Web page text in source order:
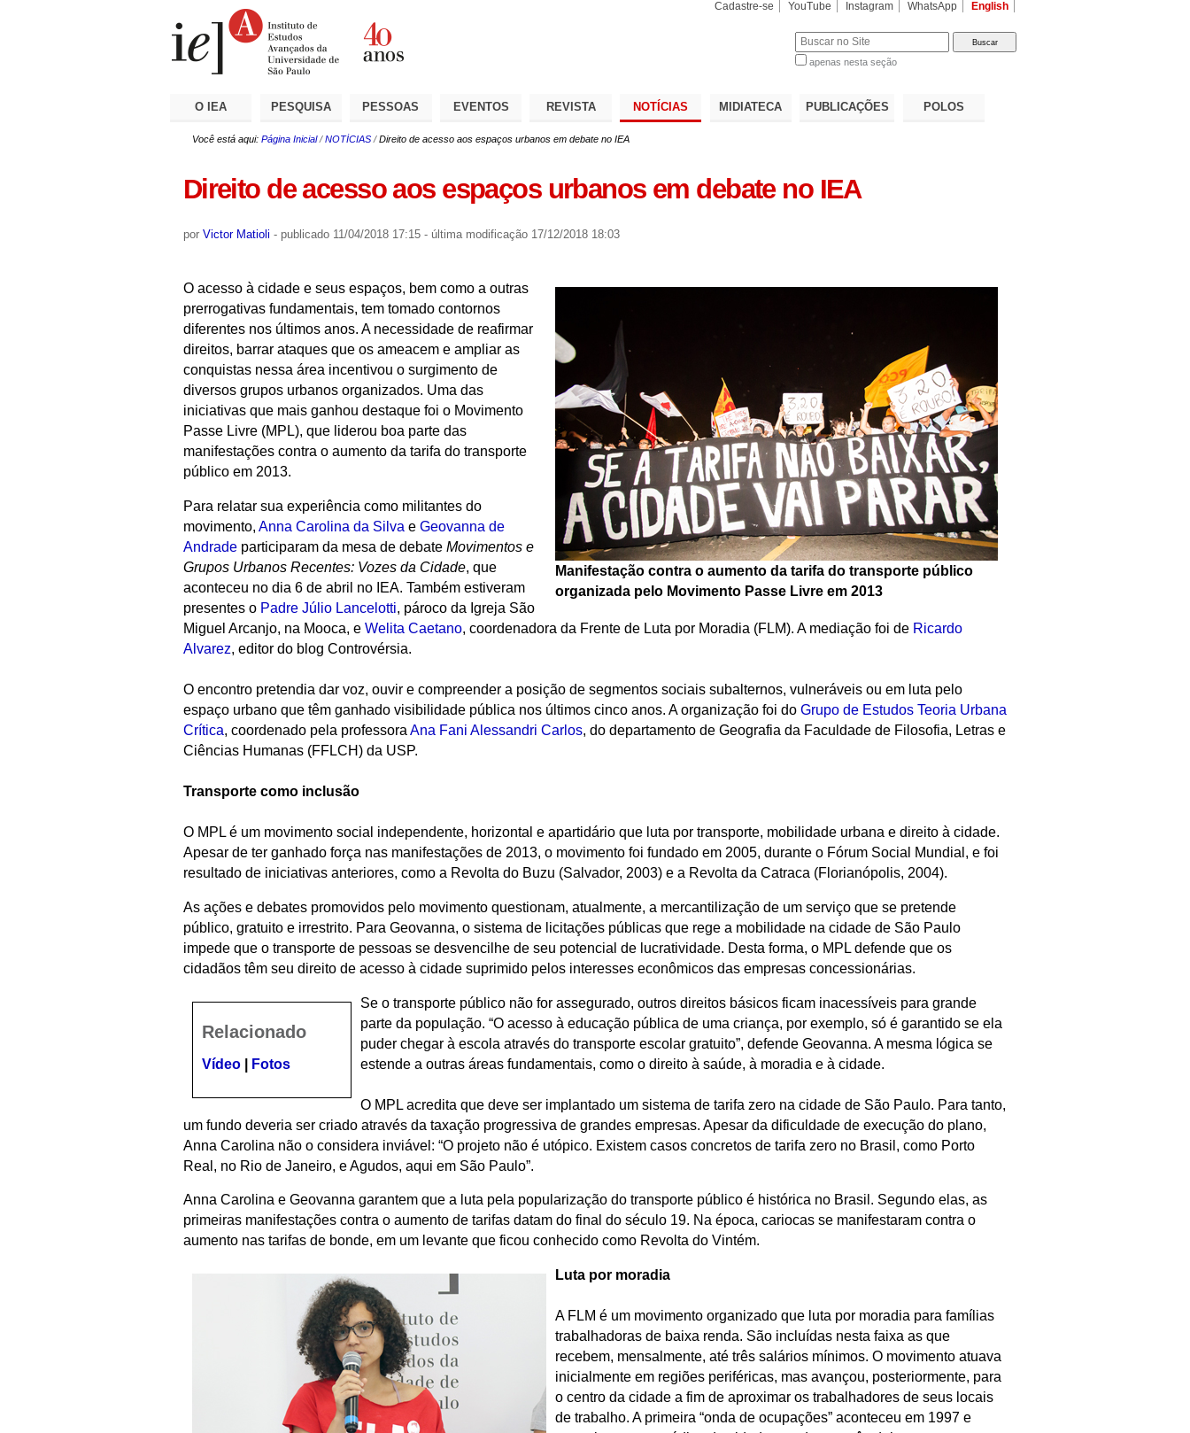
Cadastre-se YouTube Instagram WhatsApp English
apenas nesta seção
O IEA PESQUISA PESSOAS EVENTOS REVISTA NOTÍCIAS MIDIATECA PUBLICAÇÕES POLOS
Você está aqui: Página Inicial /NOTÍCIAS /Direito de acesso aos espaços urbanos em debate no IEA
Direito de acesso aos espaços urbanos em debate no IEA
por Victor Matioli - publicado11/04/2018 17:15 - última modificação17/12/2018 18:03
Manifestação contra o aumento da tarifa do transporte público
organizada pelo Movimento Passe Livre em 2013
O acesso à cidade e seus espaços, bem como a outras
prerrogativas fundamentais, tem tomado contornos
diferentes nos últimos anos. A necessidade de reafirmar
direitos, barrar ataques que os ameacem e ampliar as
conquistas nessa área incentivou o surgimento de
diversos grupos urbanos organizados. Uma das
iniciativas que mais ganhou destaque foi o Movimento
Passe Livre (MPL), que liderou boa parte das
manifestações contra o aumento da tarifa do transporte
público em 2013.
Para relatar sua experiência como militantes do
movimento, Anna Carolina da Silva e Geovanna de
Andradeparticiparam da mesa de debate Movimentos e
Grupos Urbanos Recentes: Vozes da Cidade, que
aconteceu no dia 6 de abril no IEA. Também estiveram
presentes o Padre Júlio Lancelotti, pároco da Igreja São
Miguel Arcanjo, na Mooca, e Welita Caetano, coordenadora da Frente de Luta por Moradia (FLM). A mediação foi de Ricardo
Alvarez, editor do blog Controvérsia.
O encontro pretendia dar voz, ouvir e compreender a posição de segmentos sociais subalternos, vulneráveis ou em luta pelo
espaço urbano que têm ganhado visibilidade pública nos últimos cinco anos. A organização foi do Grupo de Estudos Teoria Urbana
Crítica, coordenado pela professora Ana Fani Alessandri Carlos, do departamento de Geografia da Faculdade de Filosofia, Letras e
Ciências Humanas (FFLCH) da USP.
Transporte como inclusão
O MPL é um movimento social independente, horizontal e apartidário que luta por transporte, mobilidade urbana e direito à cidade.
Apesar de ter ganhado força nas manifestações de 2013, o movimento foi fundado em 2005, durante o Fórum Social Mundial, e foi
resultado de iniciativas anteriores, como a Revolta do Buzu (Salvador, 2003) e a Revolta da Catraca (Florianópolis, 2004).
As ações e debates promovidos pelo movimento questionam, atualmente, a mercantilização de um serviço que se pretende
público, gratuito e irrestrito. Para Geovanna, o sistema de licitações públicas que rege a mobilidade na cidade de São Paulo
impede que o transporte de pessoas se desvencilhe de seu potencial de lucratividade. Desta forma, o MPL defende que os
cidadãos têm seu direito de acesso à cidade suprimido pelos interesses econômicos das empresas concessionárias.
Relacionado
Vídeo| Fotos
Se o transporte público não for assegurado, outros direitos básicos ficam inacessíveis para grande
parte da população. “O acesso à educação pública de uma criança, por exemplo, só é garantido se ela
puder chegar à escola através do transporte escolar gratuito”, defende Geovanna. A mesma lógica se
estende a outras áreas fundamentais, como o direito à saúde, à moradia e à cidade.
O MPL acredita que deve ser implantado um sistema de tarifa zero na cidade de São Paulo. Para tanto,
um fundo deveria ser criado através da taxação progressiva de grandes empresas. Apesar da dificuldade de execução do plano,
Anna Carolina não o considera inviável: “O projeto não é utópico. Existem casos concretos de tarifa zero no Brasil, como Porto
Real, no Rio de Janeiro, e Agudos, aqui em São Paulo”.
Anna Carolina e Geovanna garantem que a luta pela popularização do transporte público é histórica no Brasil. Segundo elas, as
primeiras manifestações contra o aumento de tarifas datam do final do século 19. Na época, cariocas se manifestaram contra o
aumento nas tarifas de bonde, em um levante que ficou conhecido como Revolta do Vintém.
Luta por moradia
A FLM é um movimento organizado que luta por moradia para famílias
trabalhadoras de baixa renda. São incluídas nesta faixa as que
recebem, mensalmente, até três salários mínimos. O movimento atuava
inicialmente em regiões periféricas, mas avançou, posteriormente, para
o centro da cidade a fim de aproximar os trabalhadores de seus locais
de trabalho. A primeira “onda de ocupações” aconteceu em 1997 e